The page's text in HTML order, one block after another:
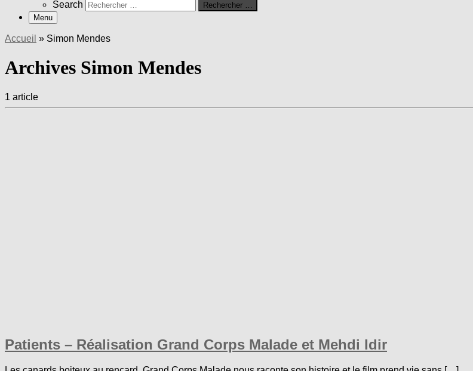
Search
Rechercher …
Menu
Accueil » Simon Mendes
Archives Simon Mendes
1 article
Patients – Réalisation Grand Corps Malade et Mehdi Idir